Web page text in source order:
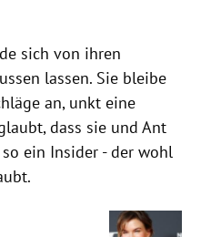
sich von ihren
lassen. Sie bleibe
an, unkt eine
dass sie und Ant
ein Insider - der wohl